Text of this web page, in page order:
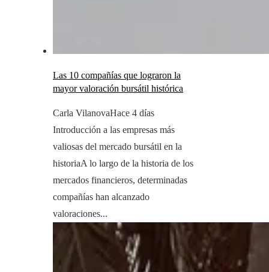
Las 10 compañías que lograron la
mayor valoración bursátil histórica
Carla VilanovaHace 4 días
Introducción a las empresas más
valiosas del mercado bursátil en la
historiaA lo largo de la historia de los
mercados financieros, determinadas
compañías han alcanzado
valoraciones...